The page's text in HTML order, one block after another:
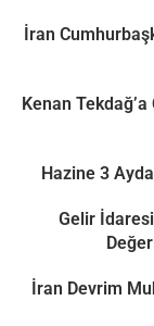
İran
Kenan
Hazine 3
Gelir İdaresi
İran Devrim